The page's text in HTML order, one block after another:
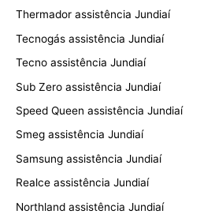
Thermador assistência Jundiaí
Tecnogás assistência Jundiaí
Tecno assistência Jundiaí
Sub Zero assistência Jundiaí
Speed Queen assistência Jundiaí
Smeg assistência Jundiaí
Samsung assistência Jundiaí
Realce assistência Jundiaí
Northland assistência Jundiaí